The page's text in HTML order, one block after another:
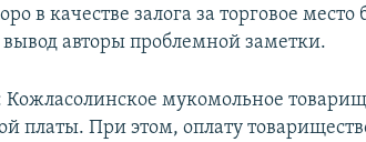
в качестве залога за торговое место
авторы проблемной заметки.
мукомольное
платы. При этом, оплату